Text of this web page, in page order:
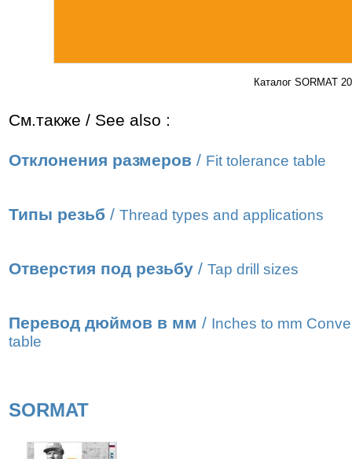
Каталог SORMAT
См.также / See also :
Отклонения размеров / Fit tolerance table
Типы резьб / Thread types and applications
Отверстия под резьбу / Tap drill sizes
Перевод дюймов в мм / Inches to mm
table
SORMAT